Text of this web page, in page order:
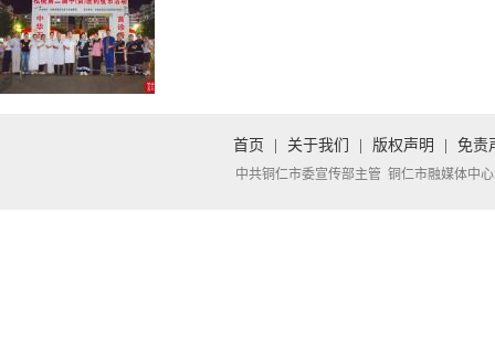
首页 关于我们 版权声明 免责
中共铜仁市委宣传部主管 铜仁市融媒体中心